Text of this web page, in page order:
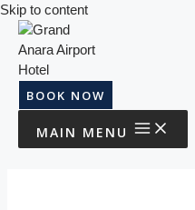
Skip to content
BOOK NOW
MAIN MENU